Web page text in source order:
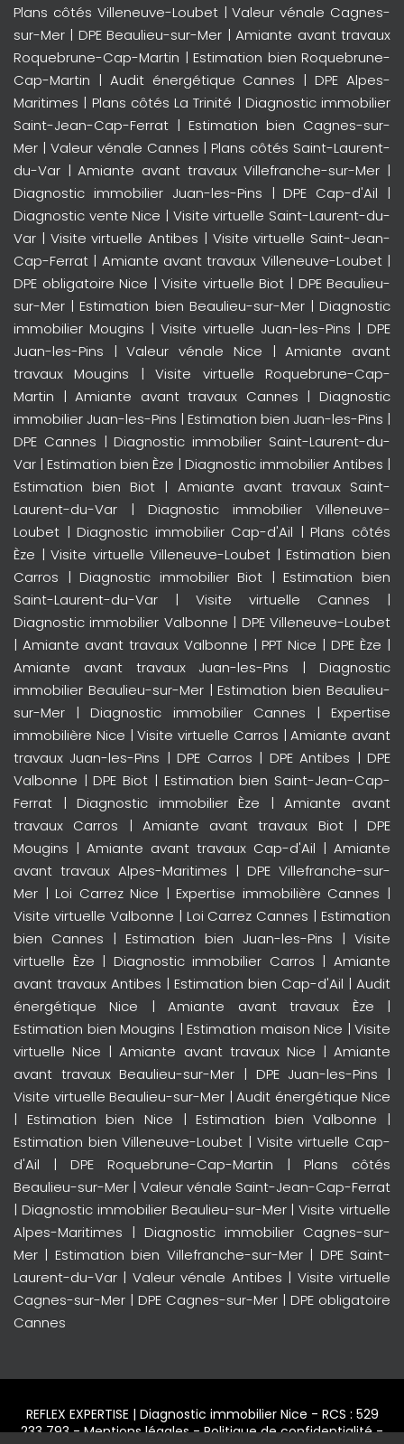
Plans côtés Villeneuve-Loubet|Valeur vénale Cagnes-
sur-Mer | DPE Beaulieu-sur-Mer |Amiante avant travaux
Roquebrune-Cap-Martin | Estimation bien Roquebrune-
Cap-Martin | Audit énergétique Cannes |DPE Alpes-
Maritimes | Plans côtés La Trinité | Diagnostic immobilier
Saint-Jean-Cap-Ferrat | Estimation bien Cagnes-sur-
Mer | Valeur vénale Cannes |Plans côtés Saint-Laurent-
du-Var |Amiante avant travaux Villefranche-sur-Mer |
Diagnostic immobilier Juan-les-Pins |DPE Cap-d'Ail |
Diagnostic vente Nice | Visite virtuelle Saint-Laurent-du-
Var | Visite virtuelle Antibes | Visite virtuelle Saint-Jean-
Cap-Ferrat | Amiante avant travaux Villeneuve-Loubet|
DPE obligatoire Nice |Visite virtuelle Biot | DPE Beaulieu-
sur-Mer |Estimation bien Beaulieu-sur-Mer|Diagnostic
immobilier Mougins | Visite virtuelle Juan-les-Pins | DPE
Juan-les-Pins |Valeur vénale Nice |Amiante avant
travaux Mougins |Visite virtuelle Roquebrune-Cap-
Martin |Amiante avant travaux Cannes |Diagnostic
immobilier Juan-les-Pins | Estimation bien Juan-les-Pins |
DPE Cannes |Diagnostic immobilier Saint-Laurent-du-
Var | Estimation bien Èze | Diagnostic immobilier Antibes |
Estimation bien Biot | Amiante avant travaux Saint-
Laurent-du-Var | Diagnostic immobilier Villeneuve-
Loubet |Diagnostic immobilier Cap-d'Ail |Plans côtés
Èze |Visite virtuelle Villeneuve-Loubet |Estimation bien
Carros |Diagnostic immobilier Biot |Estimation bien
Saint-Laurent-du-Var | Visite virtuelle Cannes |
Diagnostic immobilier Valbonne | DPE Villeneuve-Loubet
| Amiante avant travaux Valbonne |PPT Nice |DPE Èze |
Amiante avant travaux Juan-les-Pins |Diagnostic
immobilier Beaulieu-sur-Mer|Estimation bien Beaulieu-
sur-Mer |Diagnostic immobilier Cannes |Expertise
immobilière Nice |Visite virtuelle Carros |Amiante avant
travaux Juan-les-Pins |DPE Carros | DPE Antibes |DPE
Valbonne |DPE Biot | Estimation bien Saint-Jean-Cap-
Ferrat |Diagnostic immobilier Èze |Amiante avant
travaux Carros | Amiante avant travaux Biot| DPE
Mougins | Amiante avant travaux Cap-d'Ail | Amiante
avant travaux Alpes-Maritimes | DPE Villefranche-sur-
Mer |Loi Carrez Nice |Expertise immobilière Cannes |
Visite virtuelle Valbonne | Loi Carrez Cannes | Estimation
bien Cannes |Estimation bien Juan-les-Pins |Visite
virtuelle Èze | Diagnostic immobilier Carros |Amiante
avant travaux Antibes | Estimation bien Cap-d'Ail | Audit
énergétique Nice |Amiante avant travaux Èze |
Estimation bien Mougins | Estimation maison Nice | Visite
virtuelle Nice |Amiante avant travaux Nice | Amiante
avant travaux Beaulieu-sur-Mer | DPE Juan-les-Pins |
Visite virtuelle Beaulieu-sur-Mer | Audit énergétique Nice
| Estimation bien Nice |Estimation bien Valbonne |
Estimation bien Villeneuve-Loubet | Visite virtuelle Cap-
d'Ail | DPE Roquebrune-Cap-Martin | Plans côtés
Beaulieu-sur-Mer | Valeur vénale Saint-Jean-Cap-Ferrat
| Diagnostic immobilier Beaulieu-sur-Mer|Visite virtuelle
Alpes-Maritimes | Diagnostic immobilier Cagnes-sur-
Mer | Estimation bien Villefranche-sur-Mer| DPE Saint-
Laurent-du-Var | Valeur vénale Antibes | Visite virtuelle
Cagnes-sur-Mer | DPE Cagnes-sur-Mer | DPE obligatoire
Cannes
REFLEX EXPERTISE | Diagnostic immobilier Nice - RCS : 529
233 793 -Mentions légales-Politique de confidentialité-